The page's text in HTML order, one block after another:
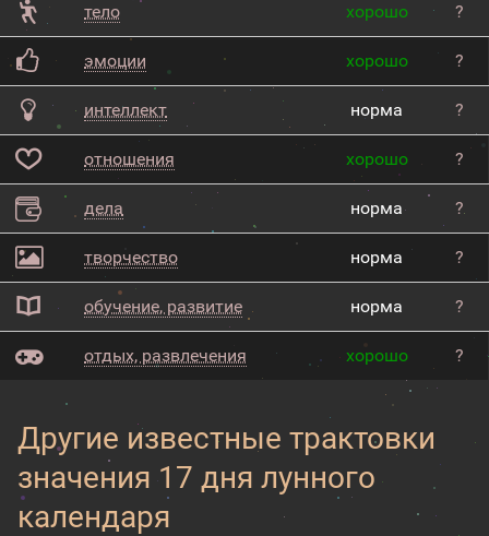
тело хорошо ?
эмоции хорошо ?
интеллект норма ?
отношения хорошо ?
дела норма ?
творчество норма ?
обучение, развитие норма ?
отдых, развлечения хорошо ?
Другие известные трактовки
значения 17 дня лунного
календаря